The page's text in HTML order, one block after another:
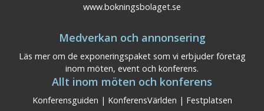
www.bokningsbolaget.se
Medverkan och annonsering
Läs mer om de exponeringspaket som vi erbjuder företag
inom möten, event och konferens.
Allt inom möten och konferens
Konferensguiden | KonferensVärlden | Festplatsen